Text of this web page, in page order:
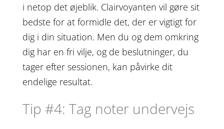
i netop det øjeblik. Clairvoyanten vil gøre sit
bedste for at formidle det, der er vigtigt for
dig i din situation. Men du og dem omkring
dig har en fri vilje, og de beslutninger, du
tager efter sessionen, kan påvirke dit
endelige resultat.
Tip #4: Tag noter undervejs